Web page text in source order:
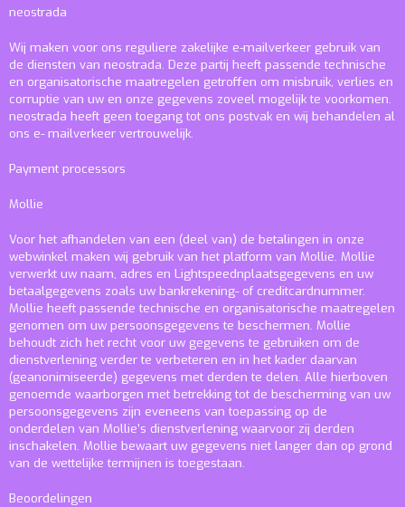
neostrada
Wij maken voor ons reguliere zakelijke e-mailverkeer gebruik van
de diensten van neostrada. Deze partij heeft passende technische
en organisatorische maatregelen getroffen om misbruik, verlies en
corruptie van uw en onze gegevens zoveel mogelijk te voorkomen.
neostrada heeft geen toegang tot ons postvak en wij behandelen al
ons e- mailverkeer vertrouwelijk.
Payment processors
Mollie
Voor het afhandelen van een (deel van) de betalingen in onze
webwinkel maken wij gebruik van het platform van Mollie. Mollie
verwerkt uw naam, adres en Lightspeednplaatsgegevens en uw
betaalgegevens zoals uw bankrekening- of creditcardnummer.
Mollie heeft passende technische en organisatorische maatregelen
genomen om uw persoonsgegevens te beschermen. Mollie
behoudt zich het recht voor uw gegevens te gebruiken om de
dienstverlening verder te verbeteren en in het kader daarvan
(geanonimiseerde) gegevens met derden te delen. Alle hierboven
genoemde waarborgen met betrekking tot de bescherming van uw
persoonsgegevens zijn eveneens van toepassing op de
onderdelen van Mollie’s dienstverlening waarvoor zij derden
inschakelen. Mollie bewaart uw gegevens niet langer dan op grond
van de wettelijke termijnen is toegestaan.
Beoordelingen